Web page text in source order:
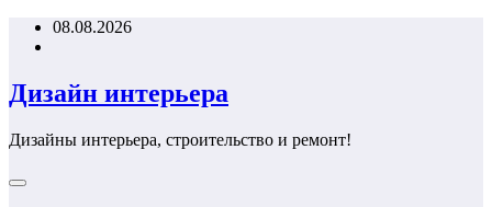
Перейти08.08.2026
Дизайн интерьера
Дизайны интерьера, строительство и ремонт!